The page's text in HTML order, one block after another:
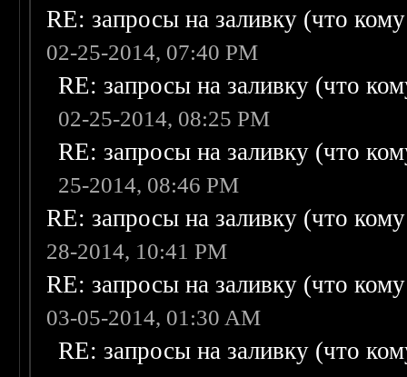
RE: запросы на заливку (что
02-25-2014, 07:40 PM
RE: запросы на заливку (что
02-25-2014, 08:25 PM
RE: запросы на заливку (что
25-2014, 08:46 PM
RE: запросы на заливку (что
28-2014, 10:41 PM
RE: запросы на заливку (что
03-05-2014, 01:30 AM
RE: запросы на заливку (что